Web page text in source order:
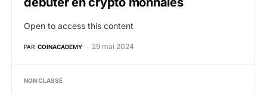
Open to access this content
PAR COINACADEMY 29 mai 2024
NON CLASSÉ